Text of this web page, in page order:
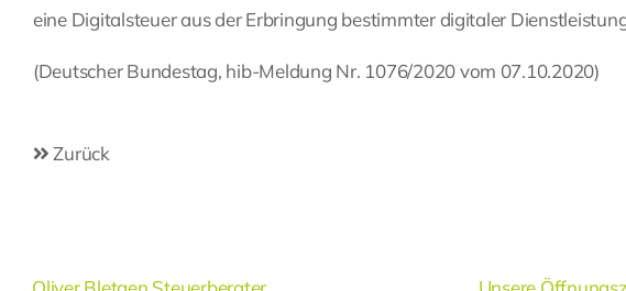
eine Digitalsteuer aus der Erbringung bestimmter digitaler
(Deutscher Bundestag, hib-Meldung Nr. 1076/2020 vom 07.10.2020)
Zurück